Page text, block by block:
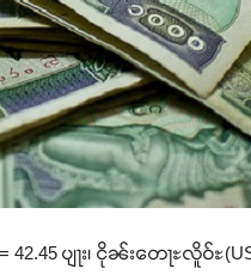
ပျႃး၊ ငိုၼ်းတေႃႊလိူဝ်ႊ